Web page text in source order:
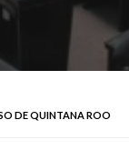
DE QUINTANA ROO